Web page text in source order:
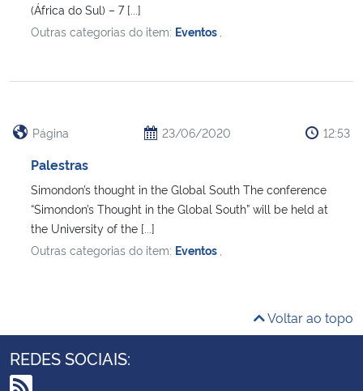
(África do Sul) – 7 [...]
Outras categorias do item: Eventos
Página 23/06/2020 12:53
Palestras
Simondon’s thought in the Global South The conference
“Simondon’s Thought in the Global South” will be held at
the University of the [...]
Outras categorias do item: Eventos
Voltar ao topo
REDES SOCIAIS: